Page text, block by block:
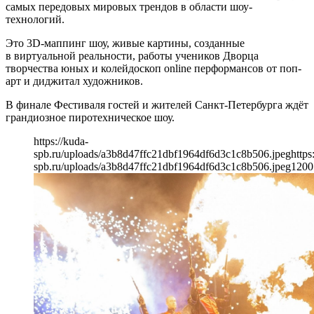
самых передовых мировых трендов в области шоу-
технологий.
Это 3D-маппинг шоу, живые картины, созданные
в виртуальной реальности, работы учеников Дворца
творчества юных и колейдоскоп online перформансов от поп-
арт и диджитал художников.
В финале Фестиваля гостей и жителей Санкт-Петербурга ждёт
грандиозное пиротехническое шоу.
https://kuda-
spb.ru/uploads/a3b8d47ffc21dbf1964df6d3c1c8b506.jpeg
spb.ru/uploads/a3b8d47ffc21dbf1964df6d3c1c8b506.jpeg1200